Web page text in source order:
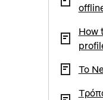
How
Το